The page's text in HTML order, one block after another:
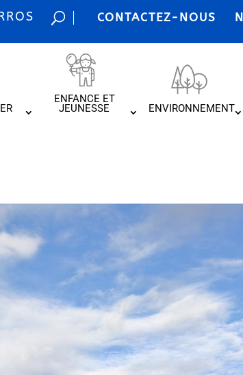
CONTACTEZ-NOUS
ENFANCE ET
JEUNESSE ENVIRONNEMENT
de